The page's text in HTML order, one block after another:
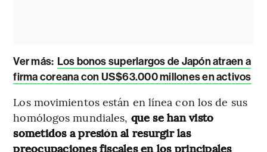
Ver más: Los bonos superlargos de Japón atraen a
firma coreana con US$63.000 millones en activos
Los movimientos están en línea con los de sus
homólogos mundiales, que se han visto
sometidos a presión al resurgir las
preocupaciones fiscales en los principales